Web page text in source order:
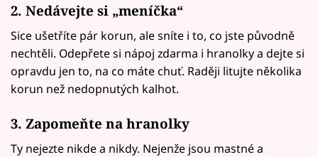
2. Nedávejte si „meníčka“
Sice ušetříte pár korun, ale sníte i to, co jste původně
nechtěli. Odepřete si nápoj zdarma i hranolky a dejte si
opravdu jen to, na co máte chuť. Raději litujte několika
korun než nedopnutých kalhot.
3. Zapomeňte na hranolky
Ty nejezte nikde a nikdy. Nejenže jsou mastné a